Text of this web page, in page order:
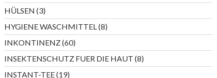
Produkte
HÜLSEN 33
Produkte
HYGIENE WASCHMITTEL 88
Produkte
INKONTINENZ 6060
Produkte
INSEKTENSCHUTZ FUER DIE HAUT 88
Produkte
INSTANT-TEE 1919